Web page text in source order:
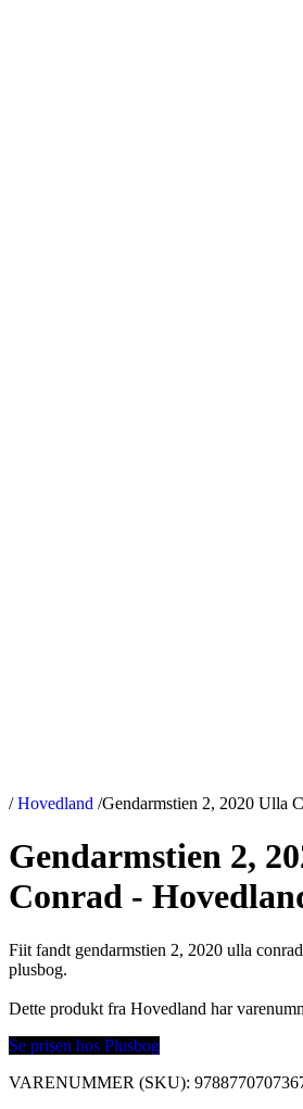
/ Hovedland /Gendarmstien 2, 2020 Ulla
Gendarmstien 2,
Conrad -
Fiit fandt gendarmstien 2, 2020 ulla
plusbog.
Dette produkt fra Hovedland har
Se prisen hos Plusbog
VARENUMMER (SKU):